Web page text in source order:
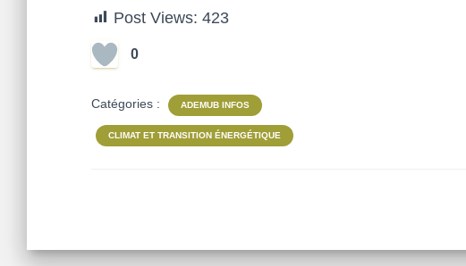
Post Views: 423
0
Catégories : ADEMUB INFOS
CLIMAT ET TRANSITION ÉNERGÉTIQUE